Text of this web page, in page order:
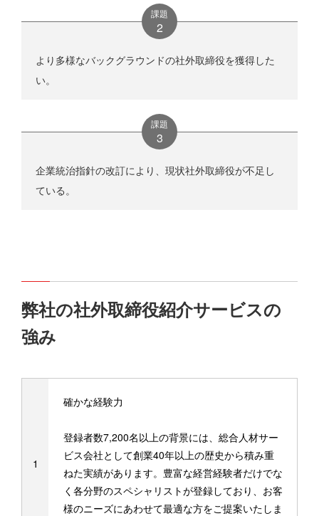
課題
より多様なバックグラウンドの社外取締役を獲得した
い。
課題
企業統治指針の改訂により、現状社外取締役が不足し
ている。
弊社の社外取締役紹介サービスの
強み
確かな経験力
登録者数7,200名以上の背景には、総合人材サー
ビス会社として創業40年以上の歴史から積み重
ねた実績があります。豊富な経営経験者だけでな
く各分野のスペシャリストが登録しており、お客
様のニーズにあわせて最適な方をご提案いたしま